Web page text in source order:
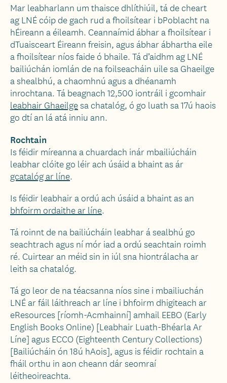
Mar leabharlann um thaisce dhlíthiúil, tá de cheart
ag LNÉ cóip de gach rud a fhoilsítear i bPoblacht na
hÉireann a éileamh. Ceannaímid ábhar a fhoilsítear i
dTuaisceart Éireann freisin, agus ábhar ábhartha eile
a fhoilsítear níos faide ó bhaile. Tá d’aidhm ag LNÉ
bailiúchán iomlán de na foilseacháin uile sa Ghaeilge
a shealbhú, a chaomhnú agus a dhéanamh
inrochtana. Tá beagnach 12,500 iontráil i gcomhair
leabhair Ghaeilgesa chatalóg, ó go luath sa 17ú haois
go dtí an lá atá inniu ann.
Rochtain
Is féidir míreanna a chuardach inár mbailiúcháin
leabhar clóite go léir ach úsáid a bhaint as ár
gcatalóg ar líne.
Is féidir leabhair a ordú ach úsáid a bhaint as an
bhfoirm ordaithe ar líne.
Tá roinnt de na bailiúcháin leabhar á sealbhú go
seachtrach agus ní mór iad a ordú seachtain roimh
ré. Cuirtear an méid sin in iúl sna hiontrálacha ar
leith sa chatalóg.
Tá go leor de na téacsanna níos sine i mbailiuchán
LNÉ ar fáil láithreach ar líne i bhfoirm dhigiteach ar
eResources [ríomh-Acmhainní] amhail EEBO (Early
English Books Online) [Leabhair Luath-Bhéarla Ar
Líne] agus ECCO (Eighteenth Century Collections)
[Bailiúcháin ón 18ú hAois], agus is féidir rochtain a
fháil orthu in aon cheann dár seomraí
léitheoireachta.